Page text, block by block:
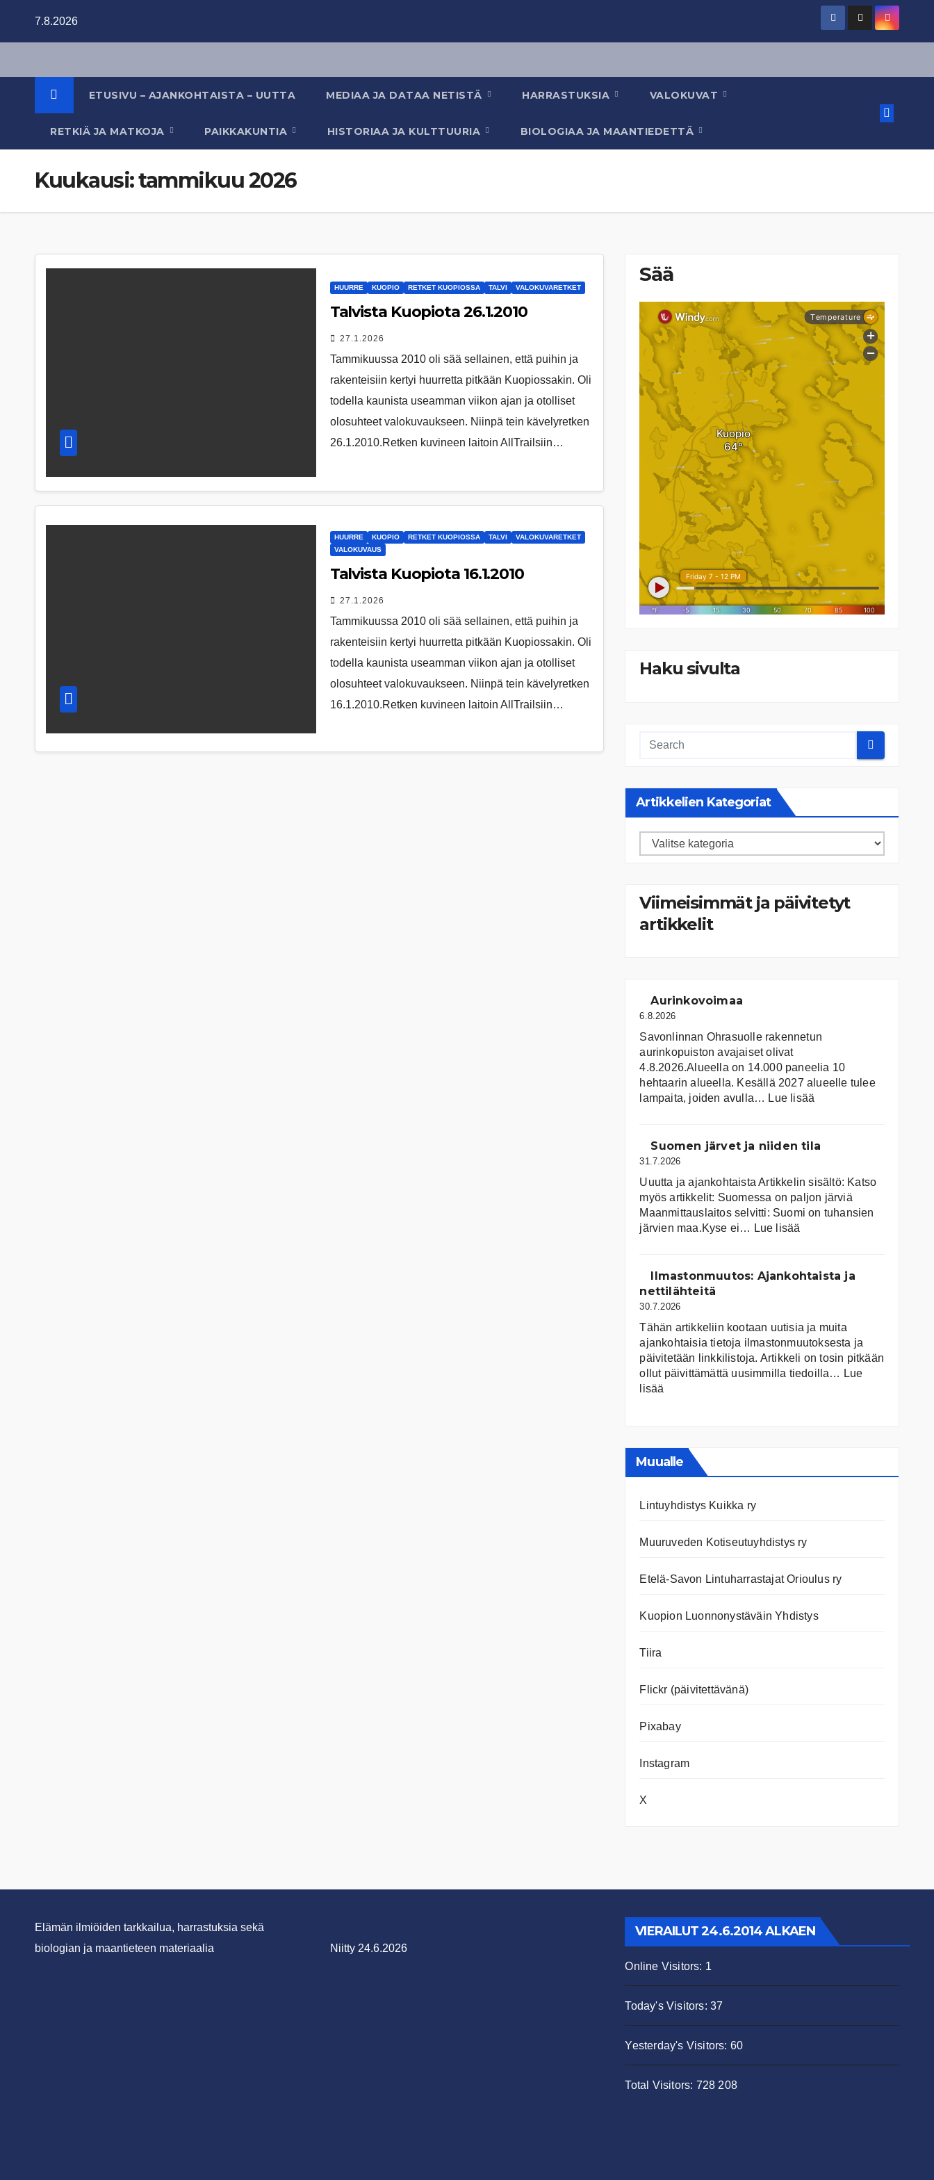
7.8.2026
ETUSIVU – AJANKOHTAISTA – UUTTA MEDIAA JA DATAA NETISTÄ HARRASTUKSIA VALOKUVAT
RETKIÄ JA MATKOJA PAIKKAKUNTIA HISTORIAA JA KULTTUURIA BIOLOGIAA JA MAANTIEDETTÄ
Kuukausi:tammikuu 2026
HUURRE KUOPIO RETKET KUOPIOSSA TALVI VALOKUVARETKET
Talvista Kuopiota 26.1.2010
27.1.2026
Tammikuussa 2010 oli sää sellainen, että puihin ja
rakenteisiin kertyi huurretta pitkään Kuopiossakin. Oli
todella kaunista useamman viikon ajan ja otolliset
olosuhteet valokuvaukseen. Niinpä tein kävelyretken
26.1.2010.Retken kuvineen laitoin AllTrailsiin…
HUURRE KUOPIO RETKET KUOPIOSSA TALVI
VALOKUVARETKET
VALOKUVAUS
Talvista Kuopiota 16.1.2010
27.1.2026
Tammikuussa 2010 oli sää sellainen, että puihin ja
rakenteisiin kertyi huurretta pitkään Kuopiossakin. Oli
todella kaunista useamman viikon ajan ja otolliset
olosuhteet valokuvaukseen. Niinpä tein kävelyretken
16.1.2010.Retken kuvineen laitoin AllTrailsiin…
Sää
Haku sivulta
Artikkelien Kategoriat
Artikkelien
Viimeisimmät ja päivitetyt
artikkelit
Aurinkovoimaa
6.8.2026
Savonlinnan Ohrasuolle rakennetun
aurinkopuiston avajaiset olivat
4.8.2026.Alueella on 14.000 paneelia 10
hehtaarin alueella. Kesällä 2027 alueelle tulee
lampaita, joiden avulla… Lue lisää
Suomen järvet ja niiden tila
31.7.2026
Uuutta ja ajankohtaista Artikkelin sisältö: Katso
myös artikkelit: Suomessa on pal­jon jär­viä
Maanmittauslaitos selvitti: Suomi on tuhansien
järvien maa.Kyse ei… Lue lisää
ja
Ilmastonmuutos: Ajankohtaista ja
nettilähteitä
30.7.2026
Tähän artikkeliin kootaan uutisia ja muita
ajankohtaisia tietoja ilmastonmuutoksesta ja
päivitetään linkkilistoja. Artikkeli on tosin pitkään
ollut päivittämättä uusimmilla tiedoilla… Lue
lisää
nettilähteitä
Muualle
Lintuyhdistys Kuikka ry
Muuruveden Kotiseutuyhdistys ry
Etelä-Savon Lintuharrastajat Orioulus ry
Kuopion Luonnonystäväin Yhdistys
Tiira
Flickr (päivitettävänä)
Pixabay
Instagram
X
Elämän ilmiöiden tarkkailua, harrastuksia sekä
biologian ja maantieteen materiaalia
Niitty 24.6.2026
VIERAILUT 24.6.2014 ALKAEN
Online Visitors: 1
Today's Visitors: 37
Yesterday's Visitors: 60
Total Visitors: 728 208